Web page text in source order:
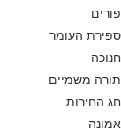
פורים
ספירת העומר
חנוכה
תורה משמיים
חג החירות
אמונה